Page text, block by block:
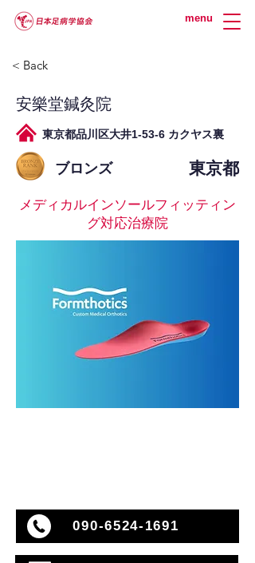
menu
< Back
安樂堂鍼灸院
東京都品川区大井1‐53‐6 カクヤス裏
ブロンズ 東京都
メディカルインソールフィッティン
グ対応治療院
090‐6524‐1691